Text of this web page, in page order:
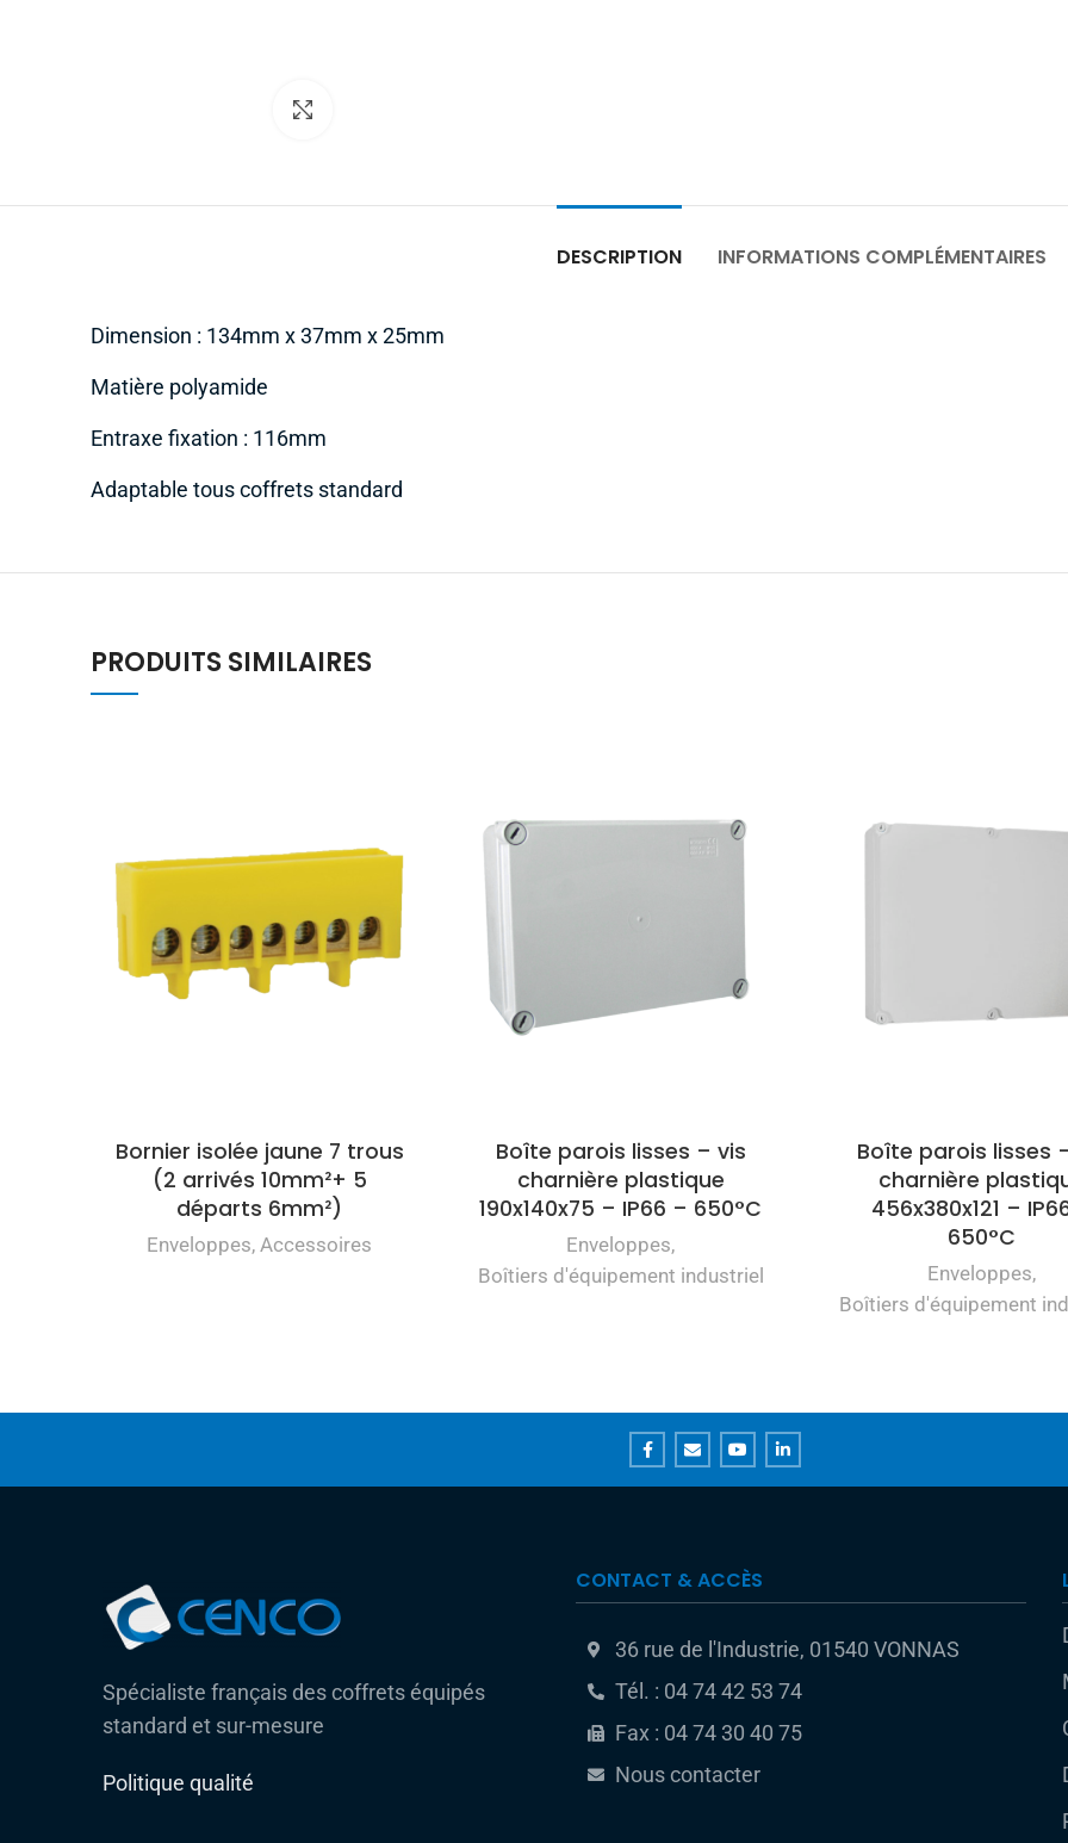
DESCRIPTION INFORMATIONS COMPLÉMENTAIRES
Dimension : 134mm x 37mm x 25mm
Matière polyamide
Entraxe fixation : 116mm
Adaptable tous coffrets standard
PRODUITS SIMILAIRES
Bornier isolée jaune 7 trous
(2 arrivés 10mm²+ 5
départs 6mm²)
Enveloppes, Accessoires
Boîte parois lisses – vis
charnière plastique
190x140x75 – IP66 – 650°C
Enveloppes,
Boîtiers d'équipement industriel
Boîte parois lisses
charnière
456x380x121 –
650°C
Enveloppes,
Boîtiers d'équipement
Spécialiste français des coffrets équipés
standard et sur-mesure
Politique qualité
CONTACT & ACCÈS
36 rue de l'Industrie, 01540 VONNAS
Tél. : 04 74 42 53 74
Fax : 04 74 30 40 75
Nous contacter